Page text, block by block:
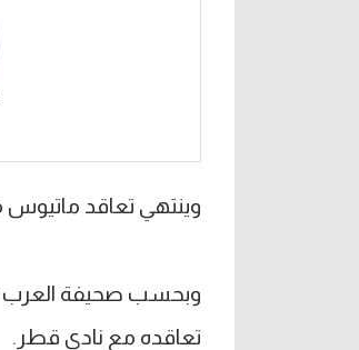
وينتهي تعاقد
وبحسب صحيفة العرب
تعاقده مع نادي قطر.